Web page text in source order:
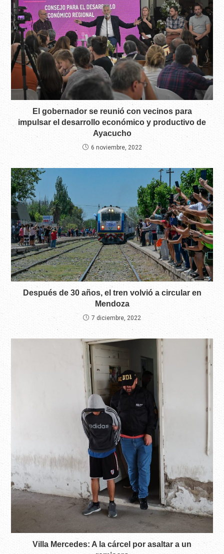
El gobernador se reunió con vecinos para
impulsar el desarrollo económico y productivo de
Ayacucho
6 noviembre, 2022
Después de 30 años, el tren volvió a circular en
Mendoza
7 diciembre, 2022
Villa Mercedes: A la cárcel por asaltar a un